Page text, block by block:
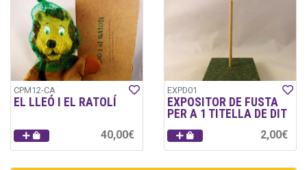
CPM12-CA
EL LLEÓ I EL RATOLÍ
40,00€
EXPD01
EXPOSITOR DE FUSTA
PER A 1 TITELLA DE DIT
2,00€